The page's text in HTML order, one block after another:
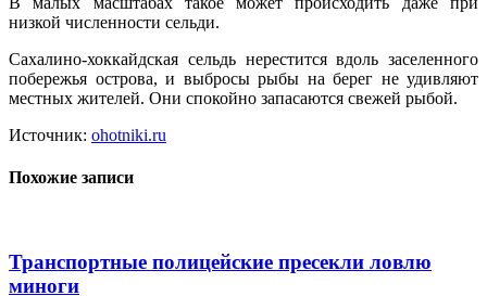
низкой численности сельди.
Сахалино-хоккайдская сельдь нерестится вдоль заселенного
побережья острова, и выбросы рыбы на берег не удивляют
местных жителей. Они спокойно запасаются свежей рыбой.
Источник: ohotniki.ru
Похожие записи
Транспортные полицейские пресекли ловлю
миноги